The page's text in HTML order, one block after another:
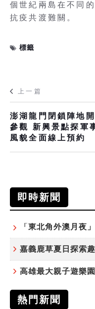
個世紀兩島在不同
抗疫共渡難關。
標籤
上一篇
澎湖龍門閉鎖陣地
參觀 新興景點探軍
風貌全面線上預約
即時新聞
熱門新聞